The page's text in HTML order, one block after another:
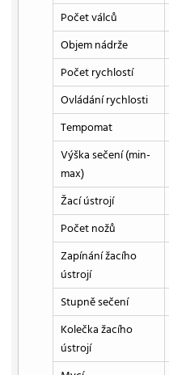
Počet válců
Objem nádrže
Počet rychlostí
Ovládání rychlosti
Tempomat
Výška sečení (min-
max)
Žací ústrojí
Počet nožů
Zapínání žacího
ústrojí
Stupně sečení
Kolečka žacího
ústrojí